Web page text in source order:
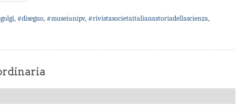
,#disegno,#museiunipv,#rivistasocietaitalianastoriadellascienza,